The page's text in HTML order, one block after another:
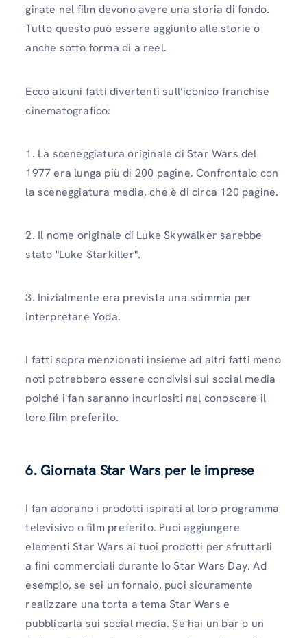
girate nel film devono avere una storia di fondo.
Tutto questo può essere aggiunto alle storie o
anche sotto forma di a reel.
Ecco alcuni fatti divertenti sull’iconico franchise
cinematografico:
1. La sceneggiatura originale di Star Wars del
1977 era lunga più di 200 pagine. Confrontalo con
la sceneggiatura media, che è di circa 120 pagine.
2. Il nome originale di Luke Skywalker sarebbe
stato "Luke Starkiller".
3. Inizialmente era prevista una scimmia per
interpretare Yoda.
I fatti sopra menzionati insieme ad altri fatti meno
noti potrebbero essere condivisi sui social media
poiché i fan saranno incuriositi nel conoscere il
loro film preferito.
6. Giornata Star Wars per le imprese
I fan adorano i prodotti ispirati al loro programma
televisivo o film preferito. Puoi aggiungere
elementi Star Wars ai tuoi prodotti per sfruttarli
a fini commerciali durante lo Star Wars Day. Ad
esempio, se sei un fornaio, puoi sicuramente
realizzare una torta a tema Star Wars e
pubblicarla sui social media. Se hai un bar o un